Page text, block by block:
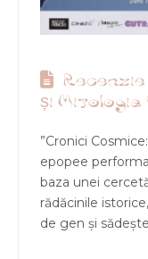
și Mitologia
”Cronici
epopee
baza unei
rădăcinile
de gen și